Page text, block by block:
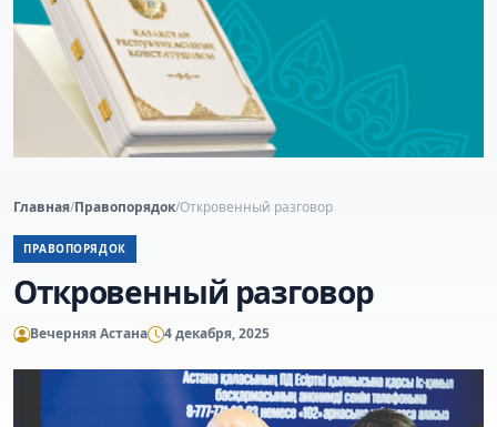
Главная/Правопорядок/Откровенный разговор
ПРАВОПОРЯДОК
Откровенный разговор
Вечерняя Астана 4 декабря, 2025